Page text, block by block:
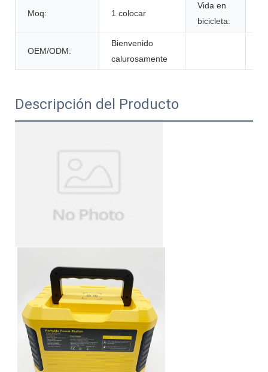
Moq: 1 colocar
Vida en
bicicleta:
OEM/ODM:
Bienvenido
calurosamente
Descripción del Producto